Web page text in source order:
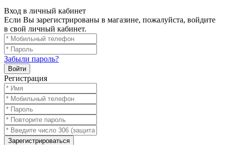
Вход в личный кабинет
Если Вы зарегистрированы в магазине, пожалуйста, войдите
в свой личный кабинет.
Забыли пароль?
Войти
Регистрация
Зарегистрироваться